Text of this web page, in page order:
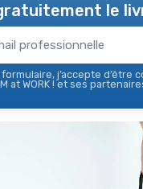
le
j’accepte d’être
at WORK ! et ses